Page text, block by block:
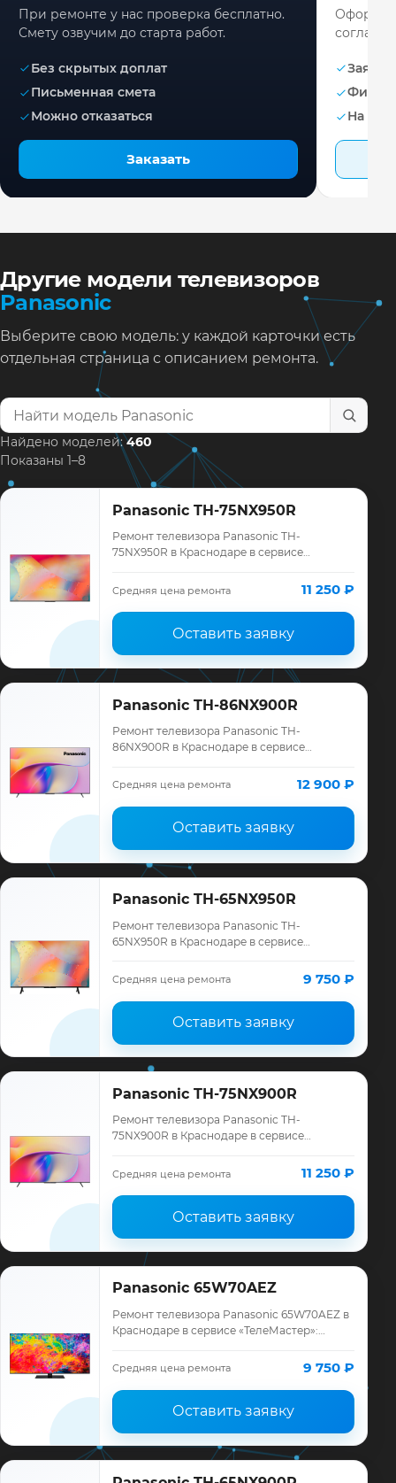
При ремонте у нас проверка бесплатно.
Смету озвучим до старта работ.
Без скрытых доплат
Письменная смета
Можно отказаться
Заказать
Заявка
На
Другие модели телевизоров
Panasonic
Выберите свою модель: у каждой карточки есть
отдельная страница с описанием ремонта.
Найти модель телевизора
Найдено моделей:460
Показаны 1–8
Panasonic TH-75NX950R
Ремонт телевизора Panasonic TH-
75NX950R в Краснодаре в сервисе
Panasonic, смета до ремонта, запчасти и
гарантия до 12 мес…
Средняя цена ремонта 11 250 ₽
Оставить заявку
Panasonic TH-86NX900R
Ремонт телевизора Panasonic TH-
86NX900R в Краснодаре в сервисе
Panasonic, смета до ремонта, запчасти и
Средняя цена ремонта 12 900 ₽
Оставить заявку
Panasonic TH-65NX950R
Ремонт телевизора Panasonic TH-
65NX950R в Краснодаре в сервисе
Panasonic, смета до ремонта, запчасти и
гарантия до 12 мес…
Средняя цена ремонта 9 750 ₽
Оставить заявку
Panasonic TH-75NX900R
Ремонт телевизора Panasonic TH-
75NX900R в Краснодаре в сервисе
Panasonic, смета до ремонта, запчасти и
гарантия до 12 мес…
Средняя цена ремонта 11 250 ₽
Оставить заявку
Panasonic 65W70AEZ
Ремонт телевизора Panasonic 65W70AEZ в
Краснодаре в сервисе «ТелеМастер»:
ремонта, запчасти и гарантия до 12
месяце…
Средняя цена ремонта 9 750 ₽
Оставить заявку